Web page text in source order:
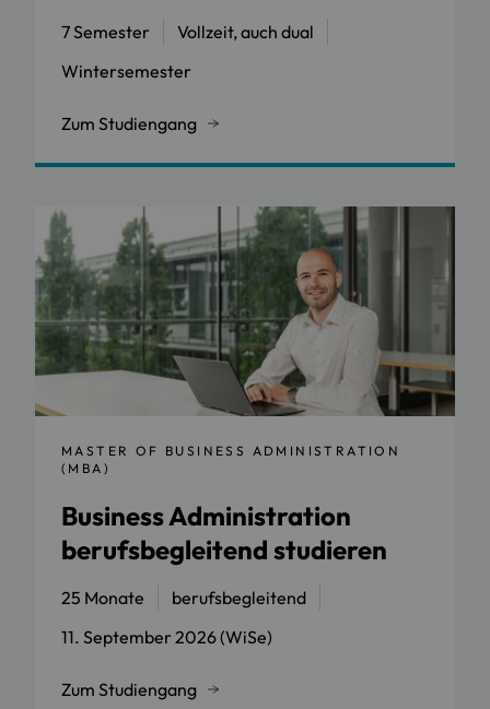
7 Semester
Vollzeit, auch dual
Wintersemester
Zum Studiengang
MASTER OF BUSINESS ADMINISTRATION
(MBA)
Business Administration
berufsbegleitend studieren
25 Monate
berufsbegleitend
11. September 2026 (WiSe)
Zum Studiengang